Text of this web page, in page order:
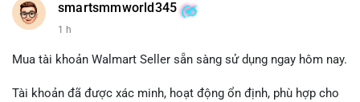
smartsmmworld345
1 h
Mua tài khoản Walmart Seller sẵn sàng sử dụng ngay hôm nay.
Tài khoản đã được xác minh, hoạt động ổn định, phù hợp cho